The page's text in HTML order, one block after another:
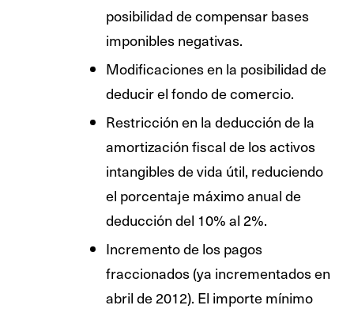
posibilidad de compensar bases
imponibles negativas.
Modificaciones en la posibilidad de
deducir el fondo de comercio.
Restricción en la deducción de la
amortización fiscal de los activos
intangibles de vida útil, reduciendo
el porcentaje máximo anual de
deducción del 10% al 2%.
Incremento de los pagos
fraccionados (ya incrementados en
abril de 2012). El importe mínimo